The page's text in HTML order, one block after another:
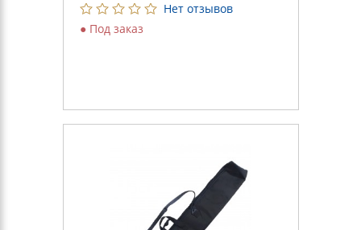
Нет отзывов
● Под заказ